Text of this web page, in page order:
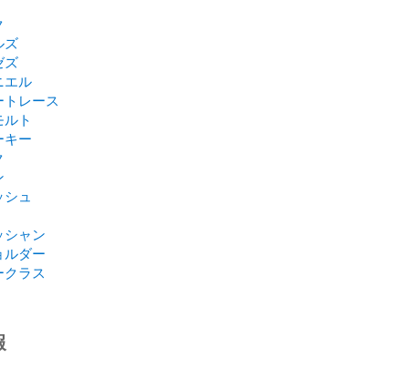
ズ
ズ
エル
レース
ト
キー
ュ
シャン
ルダー
ラス